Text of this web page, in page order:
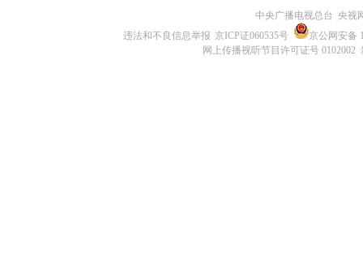
中央广播电视总台 央视
违法和不良信息举报 京ICP证060535号
京公网安备
网上传播视听节目许可证号 0102002